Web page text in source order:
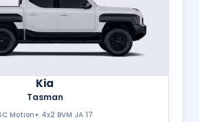
Kia
Tasman
Motion+ 4x2 BVM JA 17